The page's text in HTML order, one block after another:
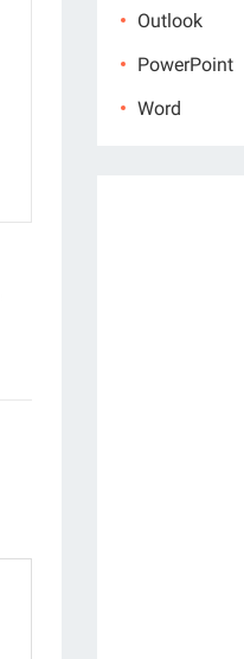
Outlook
PowerPoint
Word